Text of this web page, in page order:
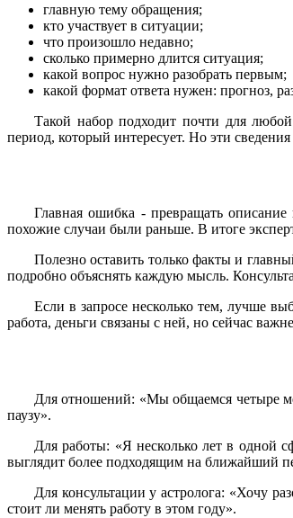
главную тему обращения;
кто участвует в ситуации;
что произошло недавно;
сколько примерно длится ситуация;
какой вопрос нужно разобрать первым;
какой формат ответа нужен: прогноз,
Такой набор подходит почти для
период, который интересует. Но эти
Главная ошибка - превращать
похожие случаи были раньше. В итоге
Полезно оставить только факты и
подробно объяснять каждую мысль.
Если в запросе несколько тем, лучше
работа, деньги связаны с ней, но сейчас
Для отношений: «Мы общаемся четыре
паузу».
Для работы: «Я несколько лет в одной
выглядит более подходящим на ближайший
Для консультации у астролога: «Хочу
стоит ли менять работу в этом году».